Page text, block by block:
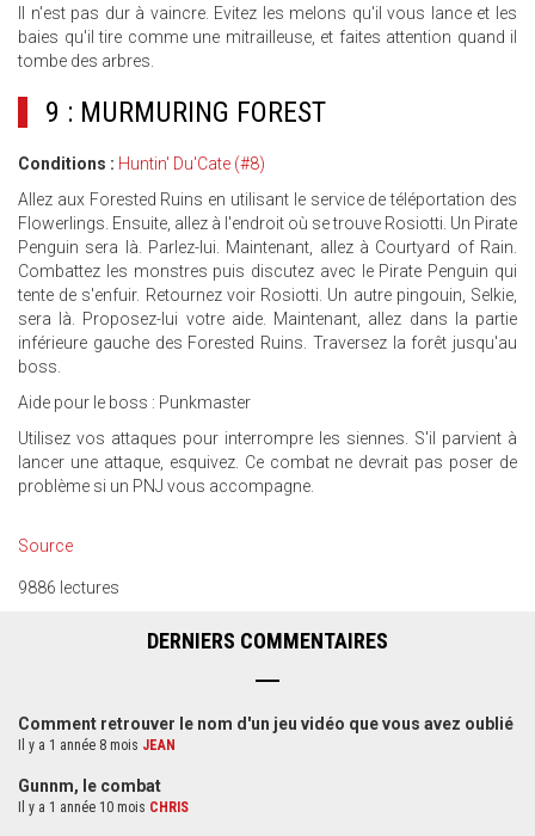
Il n'est pas dur à vaincre. Evitez les melons qu'il vous lance et les
baies qu'il tire comme une mitrailleuse, et faites attention quand il
tombe des arbres.
9 : MURMURING FOREST
Conditions : Huntin' Du'Cate (#8)
Allez aux Forested Ruins en utilisant le service de téléportation des
Flowerlings. Ensuite, allez à l'endroit où se trouve Rosiotti. Un Pirate
Penguin sera là. Parlez-lui. Maintenant, allez à Courtyard of Rain.
Combattez les monstres puis discutez avec le Pirate Penguin qui
tente de s'enfuir. Retournez voir Rosiotti. Un autre pingouin, Selkie,
sera là. Proposez-lui votre aide. Maintenant, allez dans la partie
inférieure gauche des Forested Ruins. Traversez la forêt jusqu'au
boss.
Aide pour le boss : Punkmaster
Utilisez vos attaques pour interrompre les siennes. S'il parvient à
lancer une attaque, esquivez. Ce combat ne devrait pas poser de
problème si un PNJ vous accompagne.
Source
9886 lectures
DERNIERS COMMENTAIRES
Comment retrouver le nom d'un jeu vidéo que vous avez oublié
Il y a 1 année 8 mois JEAN
Gunnm, le combat
Il y a 1 année 10 mois CHRIS